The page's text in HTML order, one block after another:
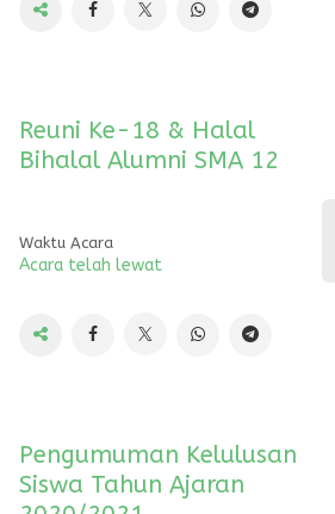
Reuni Ke-18 & Halal
Bihalal Alumni SMA 12
Waktu Acara
Acara telah lewat
Pengumuman Kelulusan
Siswa Tahun Ajaran